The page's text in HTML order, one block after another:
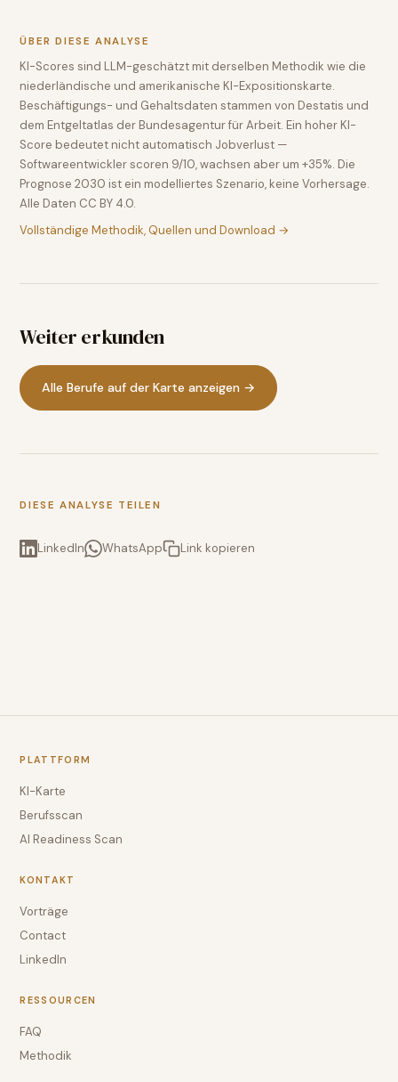
ÜBER DIESE ANALYSE
KI-Scores sind LLM-geschätzt mit derselben Methodik wie die
niederländische und amerikanische KI-Expositionskarte.
Beschäftigungs- und Gehaltsdaten stammen von Destatis und
dem Entgeltatlas der Bundesagentur für Arbeit. Ein hoher KI-
Score bedeutet nicht automatisch Jobverlust —
Softwareentwickler scoren 9/10, wachsen aber um +35%. Die
Prognose 2030 ist ein modelliertes Szenario, keine Vorhersage.
Alle Daten CC BY 4.0.
Vollständige Methodik, Quellen und Download →
Weiter erkunden
Alle Berufe auf der Karte anzeigen →
DIESE ANALYSE TEILEN
LinkedIn WhatsApp Link kopieren
PLATTFORM
KI-Karte
Berufsscan
AI Readiness Scan
KONTAKT
Vorträge
Contact
LinkedIn
RESSOURCEN
FAQ
Methodik